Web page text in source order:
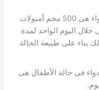
تعد الجرعة المحددة من الدواء هى 500 مجم أمبولات
اليوم الواحد لمدة
بناء على طبيعة الحالة
فى حالة الأطفال هى